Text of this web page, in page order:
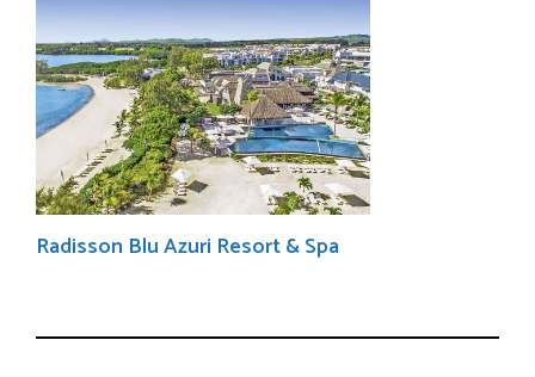
Radisson Blu Azuri Resort & Spa